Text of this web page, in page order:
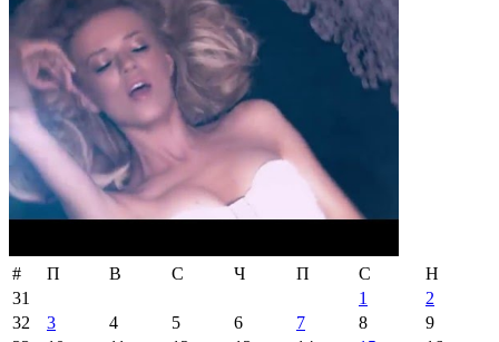
# П В С Ч П С
Н
31
1
2
32
3 4 5 6 7 8
9